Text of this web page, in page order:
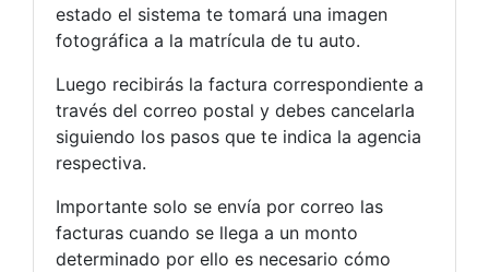
estado el sistema te tomará una imagen
fotográfica a la matrícula de tu auto.
Luego recibirás la factura correspondiente a
través del correo postal y debes cancelarla
siguiendo los pasos que te indica la agencia
respectiva.
Importante solo se envía por correo las
facturas cuando se llega a un monto
determinado por ello es necesario cómo